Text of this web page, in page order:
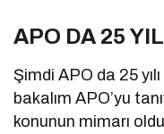
APO DA 25
Şimdi APO da 25
bakalım APO’yu
konunun mimarı